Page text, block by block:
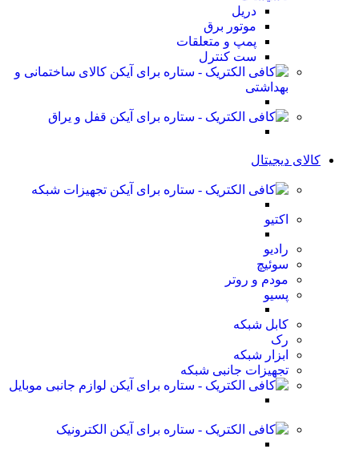
دریل
موتور برق
پمپ و متعلقات
ست کنترل
کالای ساختمانی و
بهداشتی
قفل و یراق
کالای دیجیتال
تجهیزات شبکه
اکتیو
رادیو
سوئیچ
مودم و روتر
پسیو
کابل شبکه
رک
ابزار شبکه
تجهیزات جانبی شبکه
لوازم جانبی موبایل
الکترونیک